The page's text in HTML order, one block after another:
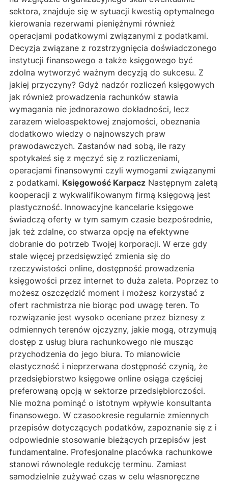
sektora, znajduje się w sytuacji kwestią optymalnego
kierowania rezerwami pieniężnymi również
operacjami podatkowymi związanymi z podatkami.
Decyzja związane z rozstrzygnięcia doświadczonego
instytucji finansowego a także księgowego być
zdolna wytworzyć ważnym decyzją do sukcesu. Z
jakiej przyczyny? Gdyż nadzór rozliczeń księgowych
jak również prowadzenia rachunków stawia
wymagania nie jednorazowo dokładności, lecz
zarazem wieloaspektowej znajomości, obeznania
dodatkowo wiedzy o najnowszych praw
prawodawczych. Zastanów nad sobą, ile razy
spotykałeś się z męczyć się z rozliczeniami,
operacjami finansowymi czyli wymogami związanymi
z podatkami. Księgowość Karpacz Następnym zaletą
kooperacji z wykwalifikowanym firmą księgową jest
plastyczność. Innowacyjne kancelarie księgowe
świadczą oferty w tym samym czasie bezpośrednie,
jak też zdalne, co stwarza opcję na efektywne
dobranie do potrzeb Twojej korporacji. W erze gdy
stale więcej przedsięwzięć zmienia się do
rzeczywistości online, dostępność prowadzenia
księgowości przez internet to duża zaleta. Poprzez to
możesz oszczędzić moment i możesz korzystać z
ofert rachmistrza nie biorąc pod uwagę teren. To
rozwiązanie jest wysoko oceniane przez biznesy z
odmiennych terenów ojczyzny, jakie mogą, otrzymują
dostęp z usług biura rachunkowego nie musząc
przychodzenia do jego biura. To mianowicie
elastyczność i nieprzerwana dostępność czynią, że
przedsiębiorstwo księgowe online osiąga częściej
preferowaną opcją w sektorze przedsiębiorczości.
Nie można pominąć o istotnym wpływie konsultanta
finansowego. W czasookresie regularnie zmiennych
przepisów dotyczących podatków, zapoznanie się z i
odpowiednie stosowanie bieżących przepisów jest
fundamentalne. Profesjonalne placówka rachunkowe
stanowi równolegle redukcję terminu. Zamiast
samodzielnie zużywać czas w celu własnoręczne